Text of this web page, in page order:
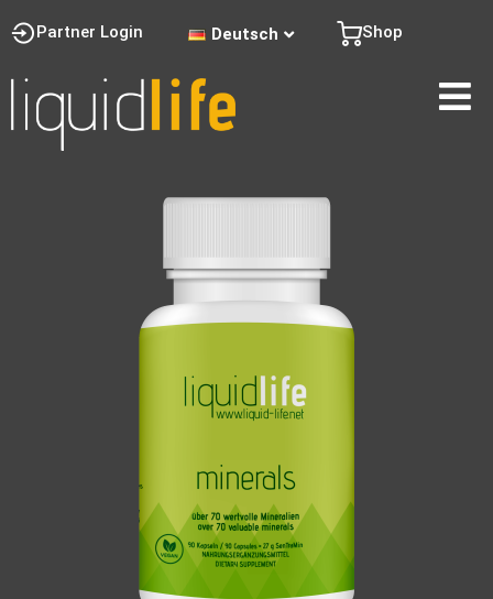
Partner Login Deutsch Shop